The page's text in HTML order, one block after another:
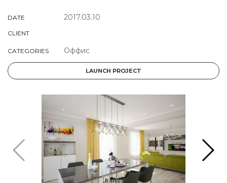
DATE 2017.03.10
CLIENT
CATEGORIES Оффис
LAUNCH PROJECT